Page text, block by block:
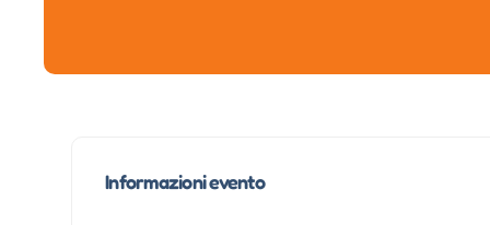
Informazioni evento